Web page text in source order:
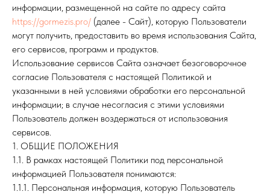
информации, размещенной на сайте по адресу сайта
https://gormezis.pro/ (далее - Сайт), которую Пользователи
могут получить, предоставить во время использования Сайта,
его сервисов, программ и продуктов.
Использование сервисов Сайта означает безоговорочное
согласие Пользователя с настоящей Политикой и
указанными в ней условиями обработки его персональной
информации; в случае несогласия с этими условиями
Пользователь должен воздержаться от использования
сервисов.
1. ОБЩИЕ ПОЛОЖЕНИЯ
1.1. В рамках настоящей Политики под персональной
информацией Пользователя понимаются:
1.1.1. Персональная информация, которую Пользователь